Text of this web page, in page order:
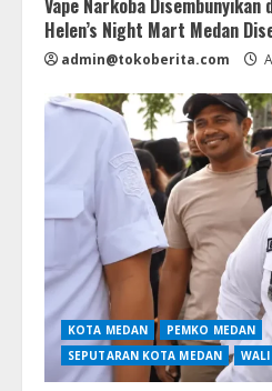
Vape Narkoba Disembunyikan
Helen’s Night Mart Medan
admin@tokoberita.com
KOTA MEDAN
PEMKO MEDAN
SEPUTARAN KOTA MEDAN